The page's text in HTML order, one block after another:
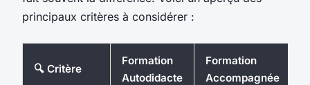
principaux critères à considérer :
🔍 Critère
Formation
Autodidacte
Formation
Accompagnée